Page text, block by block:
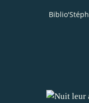
Biblio'Stéph